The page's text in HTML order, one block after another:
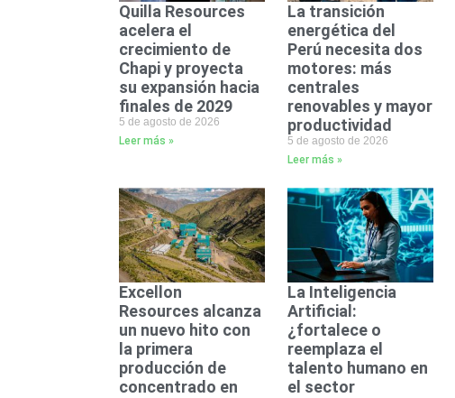
Quilla Resources
acelera el
crecimiento de
Chapi y proyecta
su expansión hacia
finales de 2029
5 de agosto de 2026
Leer más »
La transición
energética del
Perú necesita dos
motores: más
centrales
renovables y mayor
productividad
5 de agosto de 2026
Leer más »
Excellon
Resources alcanza
un nuevo hito con
la primera
producción de
concentrado en
La Inteligencia
Artificial:
¿fortalece o
reemplaza el
talento humano en
el sector